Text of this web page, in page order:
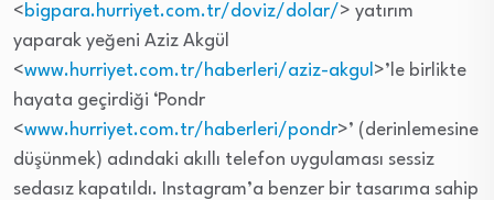
<bigpara.hurriyet.com.tr/doviz/dolar/> yatırım
yaparak yeğeni Aziz Akgül
<www.hurriyet.com.tr/haberleri/aziz-akgul >’le birlikte
hayata geçirdiği ‘Pondr
<www.hurriyet.com.tr/haberleri/pondr>’ (derinlemesine
düşünmek) adındaki akıllı telefon uygulaması sessiz
sedasız kapatıldı. Instagram’a benzer bir tasarıma sahip